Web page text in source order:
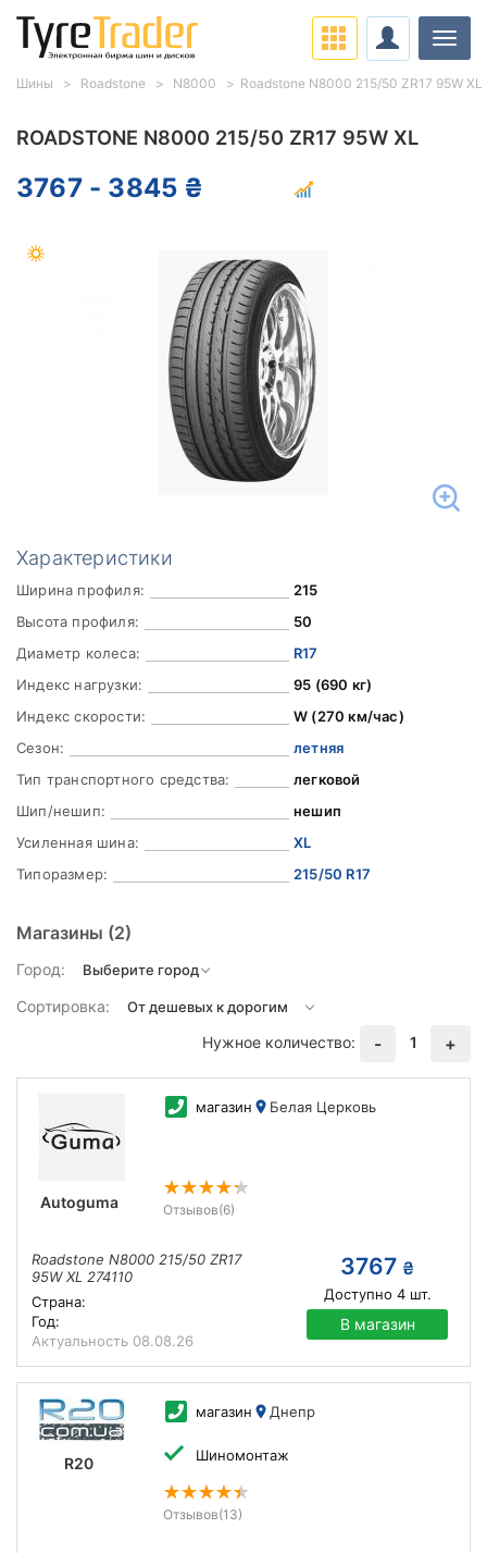
ROADSTONE N8000 215/50 ZR17 95W XL
3767 - 3845 ₴
Характеристики
Ширина профиля:
215
Высота профиля:
50
Диаметр колеса:
R17
Индекс нагрузки:
95 (690 кг)
Индекс скорости:
W (270 км/час)
Сезон:
летняя
Тип транспортного средства:
легковой
Шип/нешип:
нешип
Усиленная шина:
XL
Типоразмер:
215/50 R17
Магазины (2)
Город:
Сортировка:
Нужное количество:
- 1 +
Autoguma
магазин Белая Церковь
Отзывов(6)
Roadstone N8000 215/50 ZR17
95W XL 274110
Страна:
Год:
Актуальность 08.08.26
3767 ₴
Доступно 4шт.
В магазин
R20
магазин Днепр
Шиномонтаж
Отзывов(13)
Шины Roadstone N8000 Roadstone N8000 215/50 ZR17 95W XL